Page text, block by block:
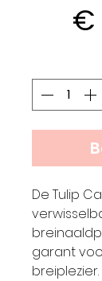
€
De Tulip
garant
breiplezier.